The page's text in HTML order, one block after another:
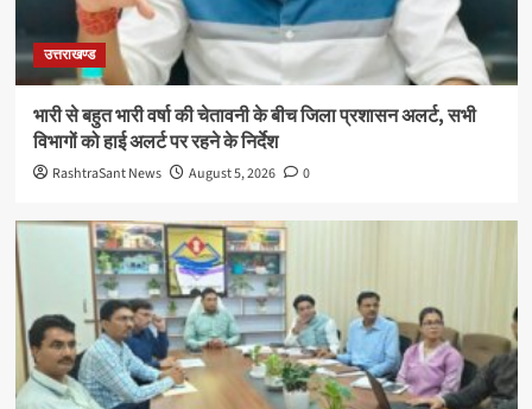
उत्तराखण्ड
भारी से बहुत भारी वर्षा की चेतावनी के बीच जिला प्रशासन अलर्ट, सभी
विभागों को हाई अलर्ट पर रहने के निर्देश
RashtraSant News August 5, 2026 0